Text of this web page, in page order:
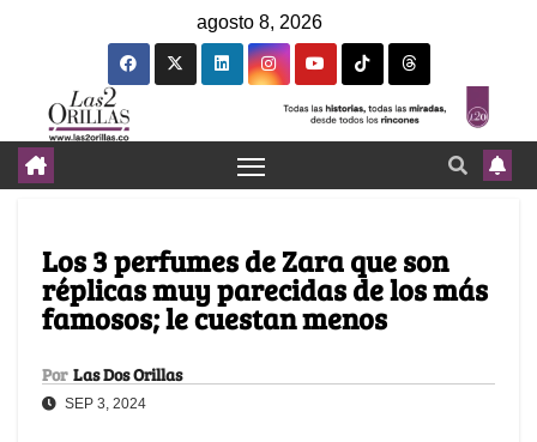
agosto 8, 2026
Los 3 perfumes de Zara que son
réplicas muy parecidas de los más
famosos; le cuestan menos
Por Las Dos Orillas
SEP 3, 2024